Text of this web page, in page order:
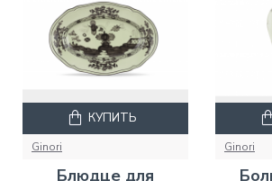
Ginori
Блюдце для
КУПИТЬ
Ginori